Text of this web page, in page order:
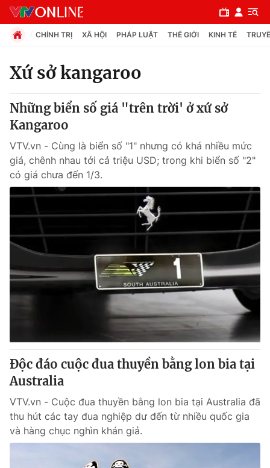
Chuyên mục
Chính trị
Xã hội
Pháp luật
Thế giới
Tin tức
Kinh tế
Thị trường
Góc doanh nghiệp
Truyền hình
Hậu trường
Nhân vật
Giải trí
Điện ảnh
Đời sống
CHÍNH TRỊ XÃ HỘI PHÁP LUẬT THẾ GIỚI KINH TẾ
Xứ sở kangaroo
Những biển số giá "trên trời' ở xứ sở
Kangaroo
VTV.vn - Cùng là biển số "1" nhưng có khá nhiều mức
giá, chênh nhau tới cả triệu USD; trong khi biển số "2"
có giá chưa đến 1/3.
Độc đáo cuộc đua thuyền bằng lon bia tại
Australia
VTV.vn - Cuộc đua thuyền bằng lon bia tại Australia đã
thu hút các tay đua nghiệp dư đến từ nhiều quốc gia
và hàng chục nghìn khán giả.